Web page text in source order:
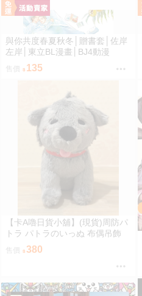
與你共度春夏秋冬│贈書套│佐岸
左岸│東立BL漫畫│BJ4動漫
135
【卡A嚕日貨小舖】(現貨)周防パ
トラ パトラのいっぬ 布偶吊飾
售價 380